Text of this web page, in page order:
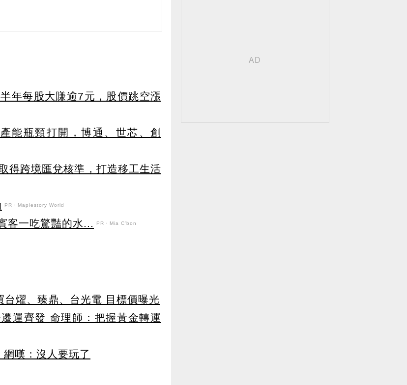
年每股大賺逾7元，股價跳空漲
能瓶頸打開，博通、世芯、創
得跨境匯兌核準，打造移工生活
PR・Maplestory World
客一吃驚豔的水... PR・Mia C'bon
燿、臻鼎、台光電 目標價曝光
運齊發 命理師：把握黃金轉運
嘆：沒人要玩了